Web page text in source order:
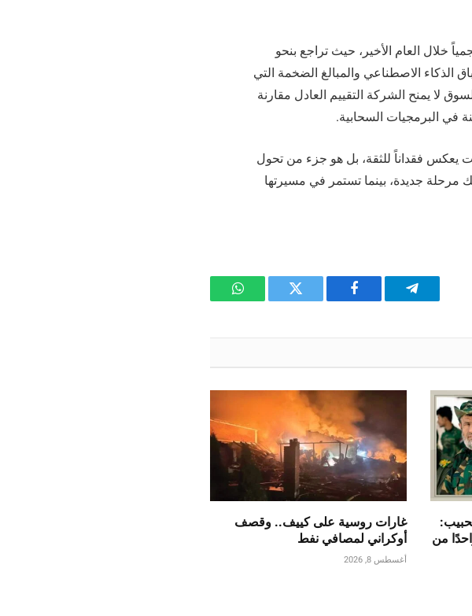
خلال العام الأخير، حيث تراجع بنحو
الذكاء الاصطناعي والمبالغ الضخمة التي
لا يمنح الشركة التقييم العادل مقارنة
في البرمجيات السحابية.
فقداناً للثقة، بل هو جزء من تحول
مرحلة جديدة، بينما تستمر في مسيرتها
تيلقرام فيسبوك تويتر واتساب
من
غارات روسية على كييف.. وقصف
أوكراني لمصافي نفط
أغسطس 8, 2026